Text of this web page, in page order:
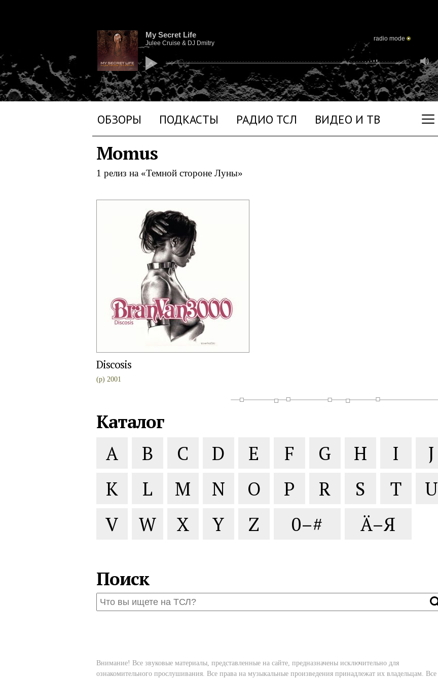
ОБЗОРЫ ПОДКАСТЫ РАДИО ТСЛ ВИДЕО И ТВ
My Secret Life
Julee Cruise & DJ Dmitry
radio mode
Momus
1 релиз на «Темной стороне Луны»
Discosis
(p) 2001
Каталог
A B C D E F G H I
J
K
L M N O P R S T
U
V
W X Y Z 0–# Ä–Я
Поиск
Внимание! Все звуковые материалы, представленные на сайте, предназначены исключительно для
ознакомительного прослушивания. Все права на музыкальные произведения принадлежат их владельцам. Все